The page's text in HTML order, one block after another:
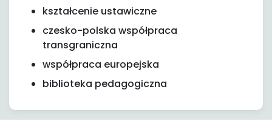
kształcenie ustawiczne
czesko-polska współpraca
transgraniczna
współpraca europejska
biblioteka pedagogiczna